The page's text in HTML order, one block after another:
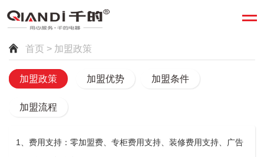
首页 > 加盟政策
加盟政策 加盟优势 加盟条件
加盟流程
1、费用支持：零加盟费、专柜费用支持、装修费用支持、广告